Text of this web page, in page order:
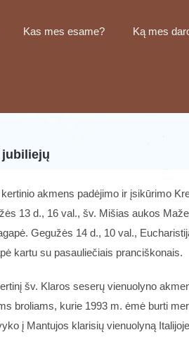
Kas mes esame? Ką mes
jubiliejų
akmens padėjimo ir įsikūrimo
13 d., 16 val., šv. Mišias aukos
Gegužės 14 d., 10 val.,
kartu su pasauliečiais pranciškonais.
šv. Klaros seserų vienuolyno
broliams, kurie 1993 m. ėmė burti
į Mantujos klarisių vienuolyną